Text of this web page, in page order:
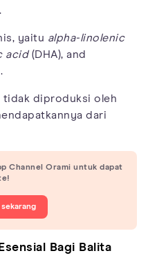
yaitu alpha-linolenic
acid(DHA), and
tidak diproduksi oleh
dari
Channel Orami untuk dapat
sekarang
Bagi Balita